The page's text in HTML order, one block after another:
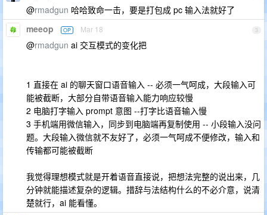
@rmadgun 哈哈致命一击，要是打包成 pc 输入法就好了
3
meeop OP Mar 18
@rmadgun ai 交互模式的变化把
1 直接在 ai 的聊天窗口语音输入 -- 必须一气呵成，大段输入可
能被截断，大部分自带语音输入能力响应较慢
2 电脑打字输入 prompt 意图 --打字比语音输入慢
3 手机端用微信输入，同步到电脑端再复制使用 -- 小段输入没问
题。大段输入微信就不友好了，必须一气呵成不便修改，输入和
传输都可能被截断
我觉得理想模式就是开着语音直接说，把想法完整的说出来，几
分钟就能描述复杂的逻辑。措辞与法结构什么的不必介意，说清
楚就行，ai 能看懂。